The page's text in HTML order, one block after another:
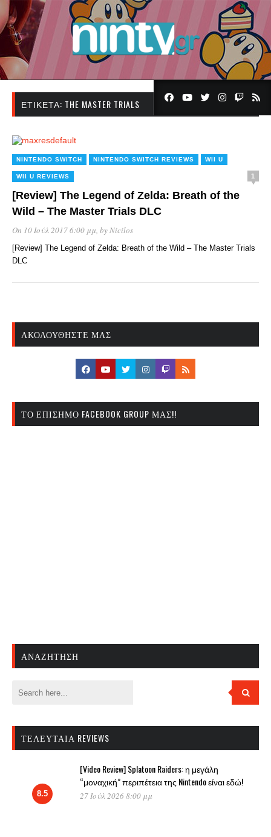
ΕΤΙΚΈΤΑ: THE MASTER TRIALS
NINTENDO SWITCH NINTENDO SWITCH REVIEWS WII U
WII U REVIEWS 1
[Review] The Legend of Zelda: Breath of the
Wild – The Master Trials DLC
On 10 Ιούλ 2017 6:00 μμ, byNicilos
[Review] The Legend of Zelda: Breath of the Wild – The Master Trials
DLC
ΑΚΟΛΟΥΘΉΣΤΕ ΜΑΣ
ΤΟ ΕΠΊΣΗΜΟ FACEBOOK GROUP ΜΑΣ!!
ΑΝΑΖΉΤΗΣΗ
ΤΕΛΕΥΤΑΊΑ REVIEWS
8.5
[Video Review] Splatoon Raiders: η μεγάλη
“μοναχική” περιπέτεια της Nintendo είναι εδώ!
27 Ιούλ 2026 8:00 μμ